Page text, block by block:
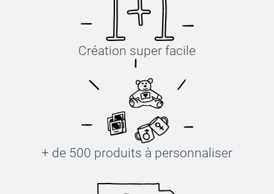
Création super facile
+ de 500 produits à personnaliser